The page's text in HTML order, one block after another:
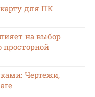
для ПК
на выбор
просторной
Чертежи,